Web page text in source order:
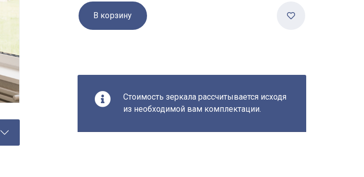
В корзину
Стоимость зеркала рассчитывается исходя
из необходимой вам комплектации.